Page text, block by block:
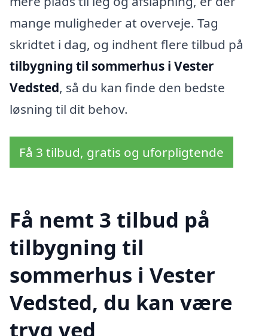
mange muligheder at overveje. Tag
skridtet i dag, og indhent flere tilbud på
tilbygning til sommerhus i Vester
Vedsted, så du kan finde den bedste
løsning til dit behov.
Få 3 tilbud, gratis og uforpligtende
Få nemt 3 tilbud på
tilbygning til
sommerhus i Vester
Vedsted, du kan være
tryg ved